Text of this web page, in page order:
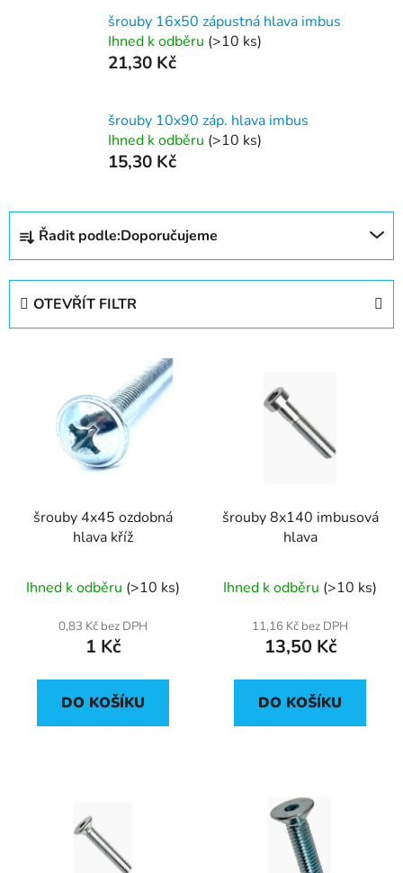
šrouby 16x50 zápustná hlava imbus
Ihned k odběru (>10 ks)
21,30 Kč
šrouby 10x90 záp. hlava imbus
Ihned k odběru (>10 ks)
15,30 Kč
Ř
z
Řadit podle:Doporučujeme
OTEVŘÍT FILTR
šrouby 4x45 ozdobná
hlava kříž
Ihned k odběru (>10 ks)
0,83 Kč bez DPH
1 Kč
DO KOŠÍKU
šrouby 8x140 imbusová
hlava
Ihned k odběru (>10 ks)
11,16 Kč bez DPH
13,50 Kč
DO KOŠÍKU